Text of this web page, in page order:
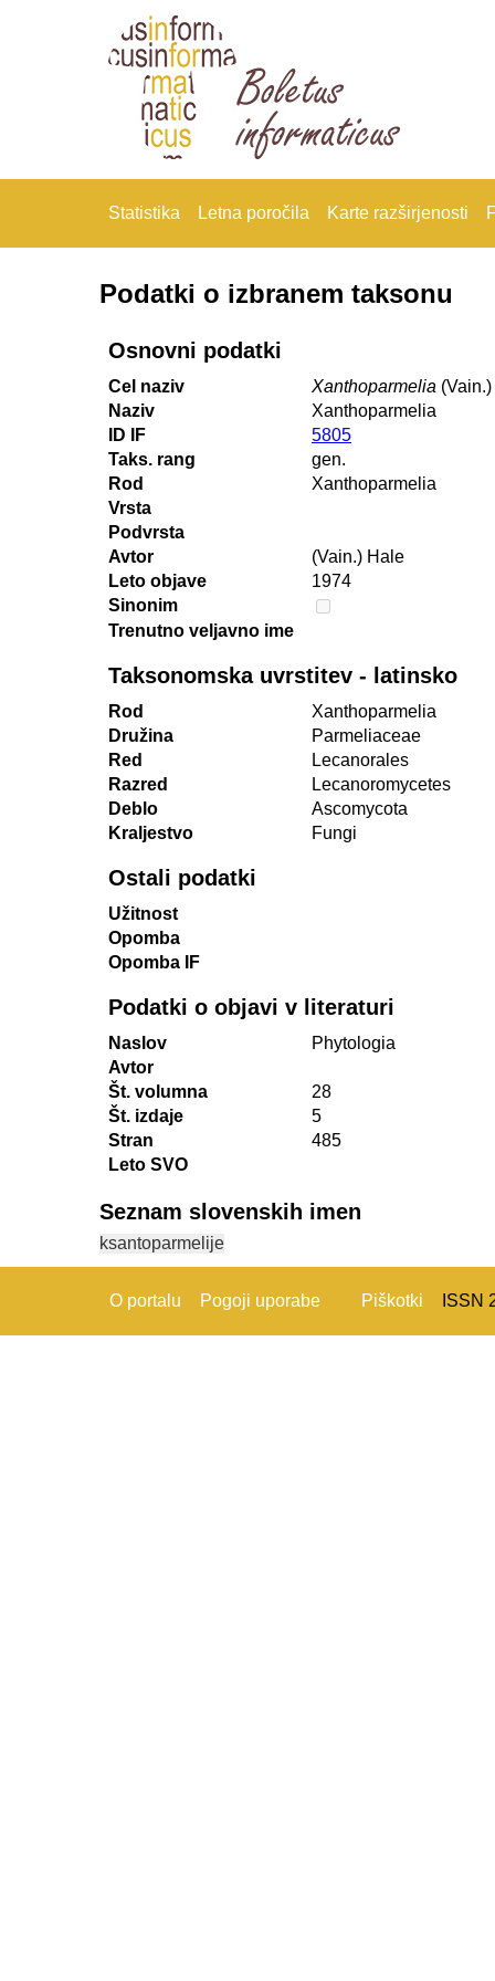
Statistika Letna poročila Karte razširjenosti
Podatki o izbranem taksonu
Osnovni podatki
Cel naziv Xanthoparmelia
Naziv
Xanthoparmelia
ID IF
5805
Taks. rang
gen.
Rod
Xanthoparmelia
Vrsta
Podvrsta
Avtor
(Vain.) Hale
Leto objave
1974
Sinonim
Trenutno veljavno ime
Taksonomska uvrstitev - latinsko
Rod
Xanthoparmelia
Družina
Parmeliaceae
Red
Lecanorales
Razred
Lecanoromycetes
Deblo
Ascomycota
Kraljestvo
Fungi
Ostali podatki
Užitnost
Opomba
Opomba IF
Podatki o objavi v literaturi
Naslov
Phytologia
Avtor
Št. volumna
28
Št. izdaje
5
Stran
485
Leto SVO
Seznam slovenskih imen
ksantoparmelije
O portalu Pogoji uporabe Piškotki ISSN